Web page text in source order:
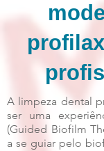
A limpeza dental
ser uma
(Guided Biofilm
a se guiar pelo